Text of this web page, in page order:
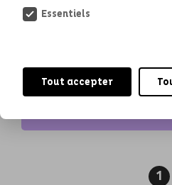
Gaming-
1
Essentiels
Tout accepter